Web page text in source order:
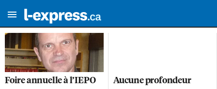
Foire annuelle à l’IEPO Aucune profondeur